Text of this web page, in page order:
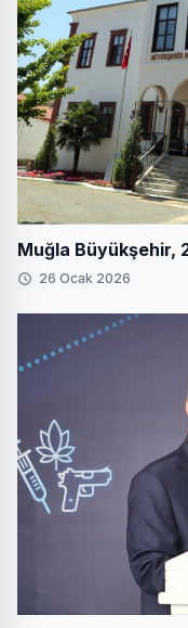
Muğla Büyükşehir,
26 Ocak 2026